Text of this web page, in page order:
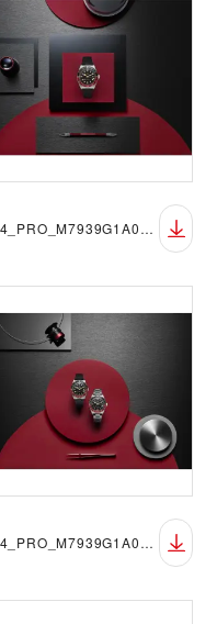
T24_PRO_M7939G1A0NRU-0002_064
T24_PRO_M7939G1A0NRU-0001_070